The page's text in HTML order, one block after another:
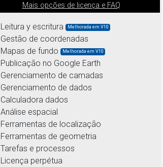
Mais opções de licença e FAQ
Leitura y escritura Melhorada em V10
Gestão de coordenadas
Mapas de fundo
Melhorada em V10
Publicação no Google Earth
Gerenciamento de camadas
Gerenciamento de dados
Calculadora dados
Análise espacial
Ferramentas de localização
Ferramentas de geometria
Tarefas e processos
Licença perpétua